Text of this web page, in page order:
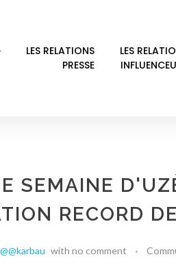
LES RELATIONS
PRESSE
LES
SEMAINE
RECORD
@@karbau with no comment